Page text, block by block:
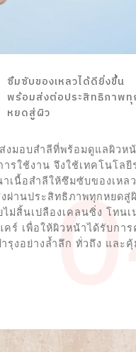
ซึมซับของเหลวได้ดียิ่งขึ้น
พร้อมส่งต่อประสิทธิภาพทุ
หยดสู่ผิว
งมอบสำลีที่พร้อมดูแลผิวหน้
รใช้งาน จึงใช้เทคโนโลยี
เนื้อสำลีให้ซึมซับของเหล
ผ่านประสิทธิภาพทุกหยดสู่
ไม่สิ้นเปลืองเคลนซิ่ง โทนเ
ร์ เพื่อให้ผิวหน้าได้รับกา
รุงอย่างล้ำลึก ทั่วถึง และ